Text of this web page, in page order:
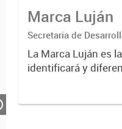
Marca Luján
Secretaria de
La Marca Luján es
identificará y